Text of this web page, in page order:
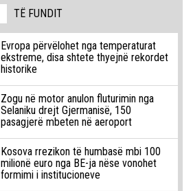
TË FUNDIT
Evropa përvëlohet nga temperaturat
ekstreme, disa shtete thyejnë rekordet
historike
Zogu në motor anulon fluturimin nga
Selaniku drejt Gjermanisë, 150
pasagjerë mbeten në aeroport
Kosova rrezikon të humbasë mbi 100
milionë euro nga BE-ja nëse vonohet
formimi i institucioneve